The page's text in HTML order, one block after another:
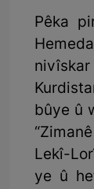
Pêka
bûye û
Lekî-
ye û